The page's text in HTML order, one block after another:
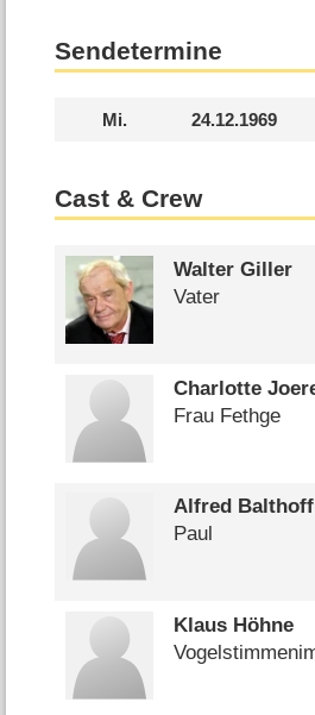
Sendetermine
Mi. 24.12.1969
Cast & Crew
Walter Giller
Vater
Charlotte
Frau Fethge
Alfred Balthoff
Paul
Klaus Höhne